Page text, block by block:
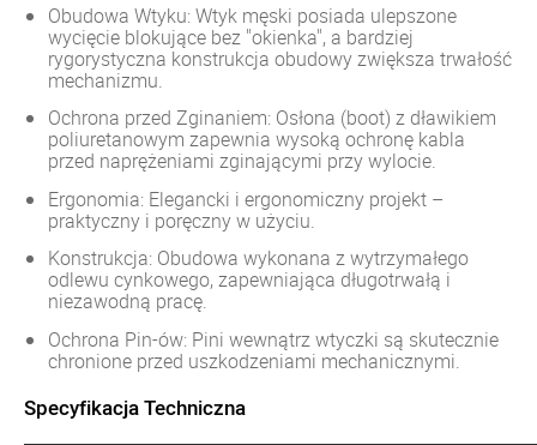
Obudowa Wtyku: Wtyk męski posiada ulepszone
wycięcie blokujące bez "okienka", a bardziej
rygorystyczna konstrukcja obudowy zwiększa trwałość
mechanizmu.
Ochrona przed Zginaniem: Osłona (boot) z dławikiem
poliuretanowym zapewnia wysoką ochronę kabla
przed naprężeniami zginającymi przy wylocie.
Ergonomia: Elegancki i ergonomiczny projekt –
praktyczny i poręczny w użyciu.
Konstrukcja: Obudowa wykonana z wytrzymałego
odlewu cynkowego, zapewniająca długotrwałą i
niezawodną pracę.
Ochrona Pin-ów: Pini wewnątrz wtyczki są skutecznie
chronione przed uszkodzeniami mechanicznymi.
Specyfikacja Techniczna